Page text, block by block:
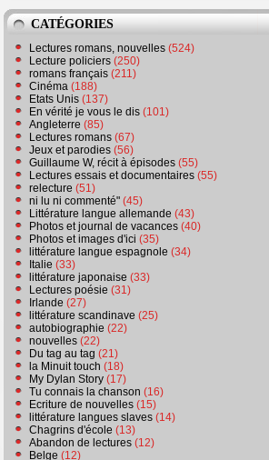
CATÉGORIES
Lectures romans, nouvelles (524)
Lecture policiers (250)
romans français (211)
Cinéma (188)
Etats Unis (137)
En vérité je vous le dis (101)
Angleterre (85)
Lectures romans (67)
Jeux et parodies (56)
Guillaume W, récit à épisodes (55)
Lectures essais et documentaires (55)
relecture (51)
ni lu ni commenté" (45)
Littérature langue allemande (43)
Photos et journal de vacances (40)
Photos et images d'ici (35)
littérature langue espagnole (34)
Italie (33)
littérature japonaise (33)
Lectures poésie (31)
Irlande (27)
littérature scandinave (25)
autobiographie (22)
nouvelles (22)
Du tag au tag (21)
la Minuit touch (18)
My Dylan Story (17)
Tu connais la chanson (16)
Ecriture de nouvelles (15)
littérature langues slaves (14)
Chagrins d'école (13)
Abandon de lectures (12)
Belge (12)